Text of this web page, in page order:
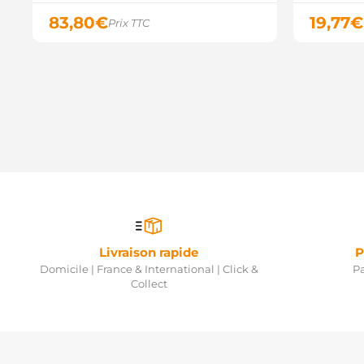
83,80€Prix TTC 19,77€
Livraison rapide
Domicile | France & International | Click &
Collect